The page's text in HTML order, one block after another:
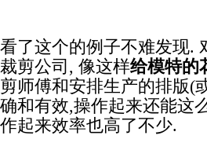
看了这个的例子不难发现.
裁剪公司, 像这样给模特的
剪师傅和安排生产的排版(
确和有效,操作起来还能这
作起来效率也高了不少.